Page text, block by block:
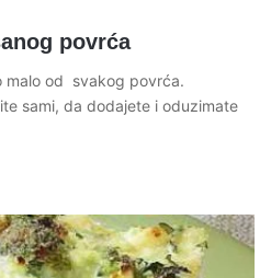
povrća
malo od svakog povrća.
sami, da dodajete i oduzimate